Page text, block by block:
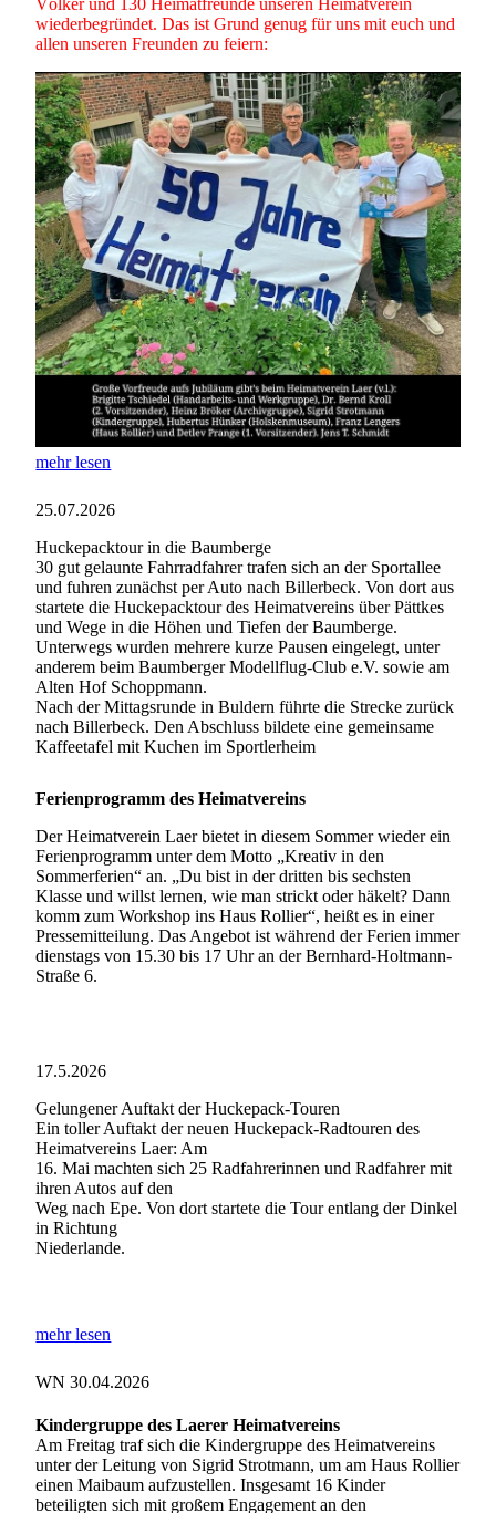
Völker und 130 Heimatfreunde unseren Heimatverein
wiederbegründet. Das ist Grund genug für uns mit euch und
allen unseren Freunden zu feiern:
mehr lesen
25.07.2026
Huckepacktour in die Baumberge
30 gut gelaunte Fahrradfahrer trafen sich an der Sportallee
und fuhren zunächst per Auto nach Billerbeck. Von dort aus
startete die Huckepacktour des Heimatvereins über Pättkes
und Wege in die Höhen und Tiefen der Baumberge.
Unterwegs wurden mehrere kurze Pausen eingelegt, unter
anderem beim Baumberger Modellflug-Club e.V. sowie am
Alten Hof Schoppmann.
Nach der Mittagsrunde in Buldern führte die Strecke zurück
nach Billerbeck. Den Abschluss bildete eine gemeinsame
Kaffeetafel mit Kuchen im Sportlerheim
Ferienprogramm des Heimatvereins
Der Heimatverein Laer bietet in diesem Sommer wieder ein
Ferienprogramm unter dem Motto „Kreativ in den
Sommerferien“ an. „Du bist in der dritten bis sechsten
Klasse und willst lernen, wie man strickt oder häkelt? Dann
komm zum Workshop ins Haus Rollier“, heißt es in einer
Pressemitteilung. Das Angebot ist während der Ferien immer
dienstags von 15.30 bis 17 Uhr an der Bernhard-Holtmann-
Straße 6.
17.5.2026
Gelungener Auftakt der Huckepack-Touren
Ein toller Auftakt der neuen Huckepack-Radtouren des
Heimatvereins Laer: Am
16. Mai machten sich 25 Radfahrerinnen und Radfahrer mit
ihren Autos auf den
Weg nach Epe. Von dort startete die Tour entlang der Dinkel
in Richtung
Niederlande.
mehr lesen
WN 30.04.2026
Kindergruppe des Laerer Heimatvereins
Am Freitag traf sich die Kindergruppe des Heimatvereins
unter der Leitung von Sigrid Strotmann, um am Haus Rollier
einen Maibaum aufzustellen. Insgesamt 16 Kinder
beteiligten sich mit großem Engagement an den